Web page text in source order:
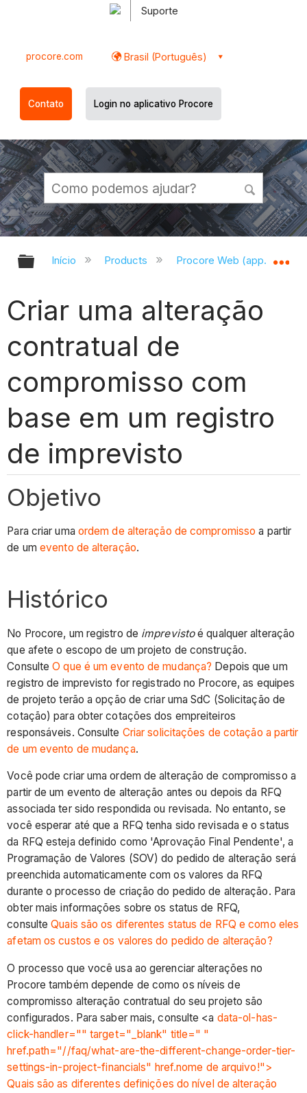
Suporte
procore.com Brasil (Português)
Contato Login no aplicativo Procore
Expandir/recolher hierarquia
Início Products Procore Web
Criar uma alteração
contratual de
compromisso com
base em um registro
de imprevisto
Objetivo
Para criar uma ordem de alteração de compromisso a partir
de um evento de alteração.
Histórico
No Procore, um registro de imprevistoé qualquer alteração
que afete o escopo de um projeto de construção.
ConsulteO que é um evento de mudança? Depois que um
registro de imprevisto for registrado no Procore, as equipes
de projeto terão a opção de criar uma SdC (Solicitação de
cotação) para obter cotações dos empreiteiros
responsáveis. Consulte Criar solicitações de cotação a partir
de um evento de mudança.
Você pode criar uma ordem de alteração de compromisso a
partir de um evento de alteração antes ou depois da RFQ
associada ter sido respondida ou revisada. No entanto, se
você esperar até que a RFQ tenha sido revisada e o status
da RFQ esteja definido como 'Aprovação Final Pendente', a
Programação de Valores (SOV) do pedido de alteração será
preenchida automaticamente com os valores da RFQ
durante o processo de criação do pedido de alteração. Para
obter mais informações sobre os status de RFQ,
consulteQuais são os diferentes status de RFQ e como eles
afetam os custos e os valores do pedido de alteração?
O processo que você usa ao gerenciar alterações no
Procore também depende de como os níveis de
compromisso alteração contratual do seu projeto são
configurados. Para saber mais, consulte <a data-ol-has-
click-handler="" target="_blank" title=" "
href.path="//faq/what-are-the-different-change-order-tier-
settings-in-project-financials" href.nome de arquivo!">
Quais são as diferentes definições do nível de alteração